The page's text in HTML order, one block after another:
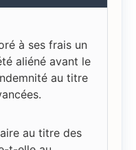
à ses frais un
aliéné avant le
au titre
au titre des